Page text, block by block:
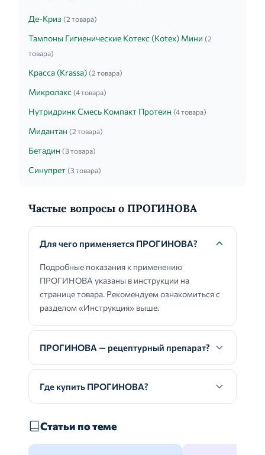
Де-Криз (2 товара)
Тампоны Гигиенические Котекс (Kotex) Мини (2
товара)
Красса (Krassa) (2 товара)
Микролакс (4 товара)
Нутридринк Смесь Компакт Протеин (4 товара)
Мидантан (2 товара)
Бетадин (3 товара)
Синупрет (3 товара)
Частые вопросы о ПРОГИНОВА
Для чего применяется ПРОГИНОВА?
Подробные показания к применению
ПРОГИНОВА указаны в инструкции на
странице товара. Рекомендуем ознакомиться с
разделом «Инструкция» выше.
ПРОГИНОВА — рецептурный препарат?
Где купить ПРОГИНОВА?
Статьи по теме